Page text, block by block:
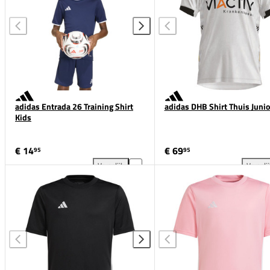
adidas Entrada 26 Training Shirt
Kids
€ 1495
Vergelijk
adidas Entrada 26 Training Shirt Kids toevoegen
adidas DHB Shirt Thuis
€ 6995